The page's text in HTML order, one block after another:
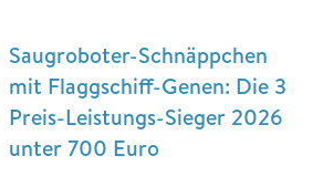
Saugroboter-Schnäppchen
mit Flaggschiff-Genen: Die 3
Preis-Leistungs-Sieger 2026
unter 700 Euro